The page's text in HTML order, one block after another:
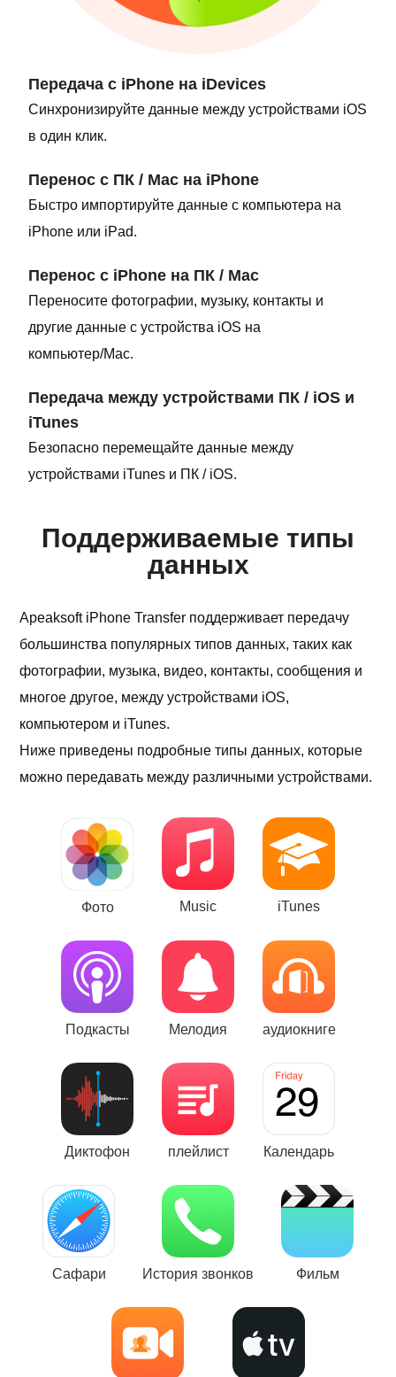
Передача с iPhone на iDevices
Синхронизируйте данные между устройствами iOS
в один клик.
Перенос с ПК / Mac на iPhone
Быстро импортируйте данные с компьютера на
iPhone или iPad.
Перенос с iPhone на ПК / Mac
Переносите фотографии, музыку, контакты и
другие данные с устройства iOS на
компьютер/Mac.
Передача между устройствами ПК / iOS и
iTunes
Безопасно перемещайте данные между
устройствами iTunes и ПК / iOS.
Поддерживаемые типы
данных
Apeaksoft iPhone Transfer поддерживает передачу
большинства популярных типов данных, таких как
фотографии, музыка, видео, контакты, сообщения и
многое другое, между устройствами iOS,
компьютером и iTunes.
Ниже приведены подробные типы данных, которые
можно передавать между различными устройствами.
Фото Music iTunes
Подкасты Мелодия аудиокниге
Диктофон плейлист Календарь
Сафари История звонков Фильм